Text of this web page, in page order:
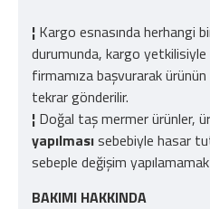
¦ Kargo esnasında herhangi
durumunda, kargo yetkilisiyle
firmamıza başvurarak
tekrar gönderilir.
¦ Doğal taş mermer ürünler,
yapılmasısebebiyle hasar
sebeple değişim
BAKIMI HAKKINDA